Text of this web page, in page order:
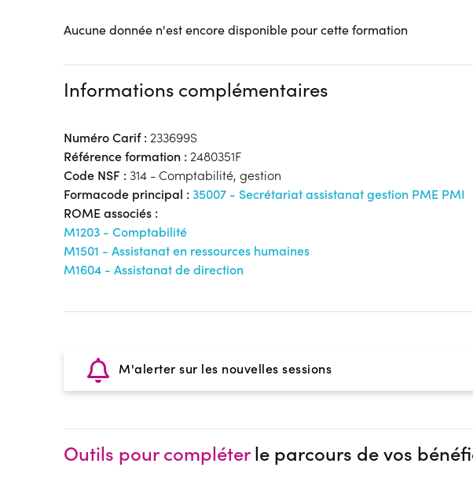
Transport :Pas de transport
Aucune donnée n'est encore disponible pour cette formation
Informations complémentaires
Numéro Carif : 233699S
Référence formation : 2480351F
Code NSF : 314 - Comptabilité, gestion
Formacode principal : 35007 - Secrétariat assistanat gestion PME PMI
ROME associés :
M1203 - Comptabilité
M1501 - Assistanat en ressources humaines
M1604 - Assistanat de direction
M'alerter sur les nouvelles sessions
Outils pour compléterle parcours de vos